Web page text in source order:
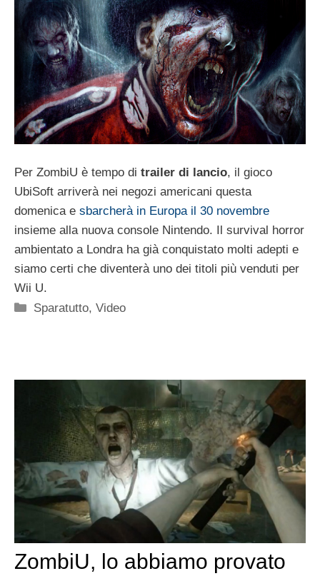
Per ZombiU è tempo di trailer di lancio, il gioco
UbiSoft arriverà nei negozi americani questa
domenica e sbarcherà in Europa il 30 novembre
insieme alla nuova console Nintendo. Il survival horror
ambientato a Londra ha già conquistato molti adepti e
siamo certi che diventerà uno dei titoli più venduti per
Wii U.
Categorie
Sparatutto,Video
ZombiU, lo abbiamo provato